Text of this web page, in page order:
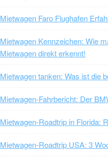
Mietwagen Faro Flughafen
Mietwagen Kennzeichen: Wie
Mietwagen direkt erkennt!
Mietwagen tanken: Was ist die
Mietwagen-Fahrbericht: Der
Mietwagen-Roadtrip in Florida:
Mietwagen-Roadtrip USA: 3